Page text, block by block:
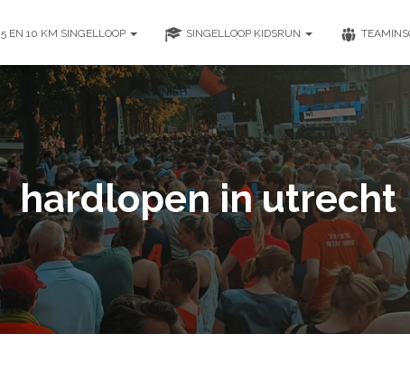
5 EN 10 KM SINGELLOOP SINGELLOOP KIDSRUN
hardlopen in utrecht